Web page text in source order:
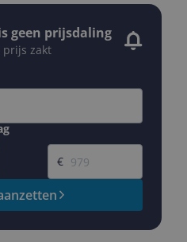
geen prijsdaling
prijs zakt
Gewenste prijs
€